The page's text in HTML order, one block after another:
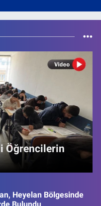
Öğrencilerin
Heyelan Bölgesinde